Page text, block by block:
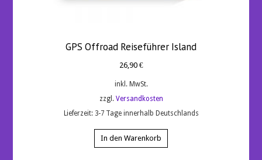
GPS Offroad Reiseführer Island
26,90 €
inkl. MwSt.
zzgl. Versandkosten
Lieferzeit: 3-7 Tage innerhalb Deutschlands
In den Warenkorb